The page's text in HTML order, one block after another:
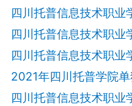
四川托普信息技术职
四川托普信息技术职
四川托普信息技术职
2021年四川托普学院
四川托普信息技术职